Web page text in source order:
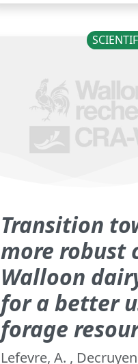
Transition
more robust
Walloon
for a better
forage
Lefevre, A. ,